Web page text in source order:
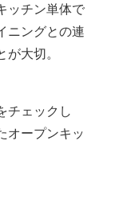
ッチン単体で
ニングとの連
大切。
チェックし
オープンキッ